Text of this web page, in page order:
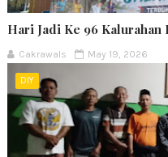
Hari Jadi Ke 96 Kalurahan
Cakrawals May 19, 2026
DIY